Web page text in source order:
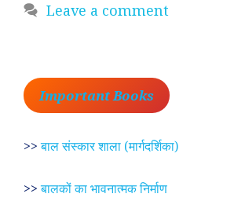
Leave a comment
Important Books
>>बाल संस्कार शाला (मार्गदर्शिका)
>>बालकों का भावनात्मक निर्माण